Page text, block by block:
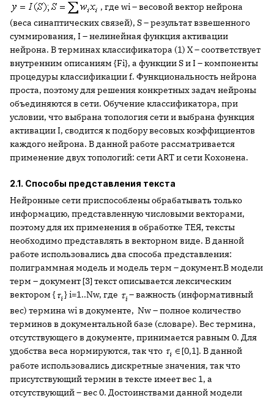
, где wi – весовой вектор нейрона
(веса синаптических связей), S – результат взвешенного
суммирования, I – нелинейная функция активации
нейрона. В терминах классификатора (1) X – соответствует
внутренним описаниям {Fi}, а функции S и I – компоненты
процедуры классификации f. Функциональность нейрона
проста, поэтому для решения конкретных задач нейроны
объединяются в сети. Обучение классификатора, при
условии, что выбрана топология сети и выбрана функция
активации I, сводится к подбору весовых коэффициентов
каждого нейрона. В данной работе рассматривается
применение двух топологий: сети ART и сети Кохонена.
2.1. Способы представления текста
Нейронные сети приспособлены обрабатывать только
информацию, представленную числовыми векторами,
поэтому для их применения в обработке ТЕЯ, тексты
необходимо представлять в векторном виде. В данной
работе использовались два способа представления:
полиграммная модель и модель терм – документ.В модели
терм – документ [3] текст описывается лексическим
вектором {
} i=1..Nw, где
– важность (информативный
вес) термина wi в документе, Nw – полное количество
терминов в документальной базе (словаре). Вес термина,
отсутствующего в документе, принимается равным 0. Для
удобства веса нормируются, так что
[0,1]. В данной
работе использовались дискретные значения, так что
присутствующий термин в тексте имеет вес 1, а
отсутствующий – вес 0. Достоинствами данной модели